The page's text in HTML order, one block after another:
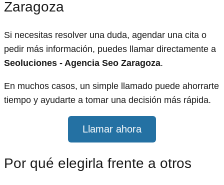
Zaragoza
Si necesitas resolver una duda, agendar una cita o
pedir más información, puedes llamar directamente a
Seoluciones - Agencia Seo Zaragoza.
En muchos casos, un simple llamado puede ahorrarte
tiempo y ayudarte a tomar una decisión más rápida.
Llamar ahora
Por qué elegirla frente a otros